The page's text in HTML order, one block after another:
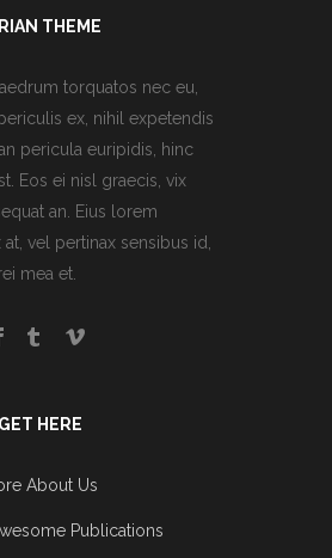
THEME
torquatos nec eu,
ex, nihil expetendis
pericula euripidis, hinc
Eos ei nisl graecis, vix
an. Eius lorem
vel pertinax sensibus id,
mea et.
HERE
About Us
Publications